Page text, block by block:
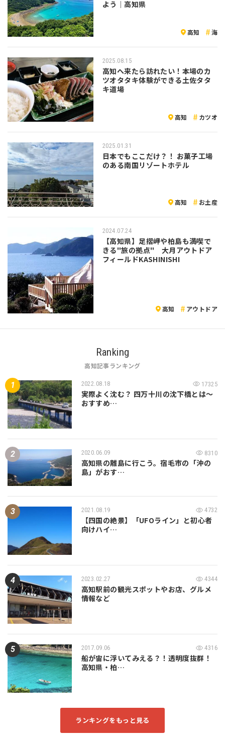
よう｜高知県
高知 海
2025.08.15
高知へ来たら訪れたい！本場のカ
ツオタタキ体験ができる土佐タタ
キ道場
高知 カツオ
2025.01.31
日本でもここだけ？！ お菓子工場
のある南国リゾートホテル
高知 お土産
2024.07.24
【高知県】足摺岬や柏島も満喫で
きる"旅の拠点" 大月アウトドア
フィールドKASHINISHI
高知 アウトドア
Ranking
高知記事ランキング
2022.08.18 17325
実際よく沈む？ 四万十川の沈下橋とは～
おすすめ…
2020.06.09 8310
高知県の離島に行こう。宿毛市の「沖の
島」がおす…
2021.08.19 4732
【四国の絶景】「UFOライン」と初心者
向けハイ…
2023.02.27 4344
高知駅前の観光スポットやお店、グルメ
情報など
2017.09.06 4316
船が宙に浮いてみえる？！透明度抜群！
高知県・柏…
ランキングをもっと見る